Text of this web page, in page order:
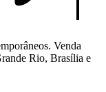
Venda
Rio, Brasília e